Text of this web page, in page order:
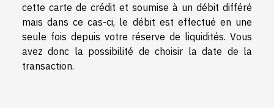
cette carte de crédit et soumise à un débit différé
mais dans ce cas-ci, le débit est effectué en une
seule fois depuis votre réserve de liquidités. Vous
avez donc la possibilité de choisir la date de la
transaction.